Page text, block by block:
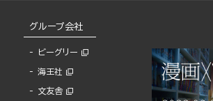
グループ会社
ビーグリー
海王社
文友舎